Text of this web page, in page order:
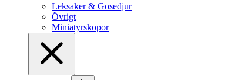
Leksaker & Gosedjur
Övrigt
Miniatyrskopor